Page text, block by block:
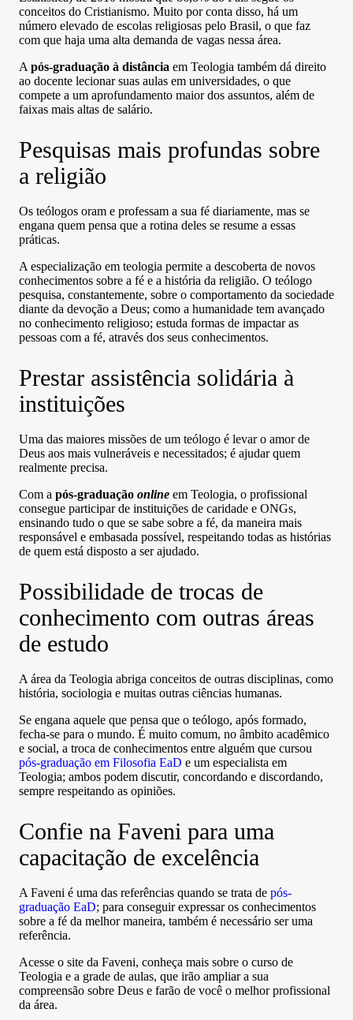
conceitos do Cristianismo. Muito por conta disso, há um
número elevado de escolas religiosas pelo Brasil, o que faz
com que haja uma alta demanda de vagas nessa área.
A pós-graduação à distância em Teologia também dá direito
ao docente lecionar suas aulas em universidades, o que
compete a um aprofundamento maior dos assuntos, além de
faixas mais altas de salário.
Pesquisas mais profundas sobre
a religião
Os teólogos oram e professam a sua fé diariamente, mas se
engana quem pensa que a rotina deles se resume a essas
práticas.
A especialização em teologia permite a descoberta de novos
conhecimentos sobre a fé e a história da religião. O teólogo
pesquisa, constantemente, sobre o comportamento da sociedade
diante da devoção a Deus; como a humanidade tem avançado
no conhecimento religioso; estuda formas de impactar as
pessoas com a fé, através dos seus conhecimentos.
Prestar assistência solidária à
instituições
Uma das maiores missões de um teólogo é levar o amor de
Deus aos mais vulneráveis e necessitados; é ajudar quem
realmente precisa.
Com a pós-graduação online em Teologia, o profissional
consegue participar de instituições de caridade e ONGs,
ensinando tudo o que se sabe sobre a fé, da maneira mais
responsável e embasada possível, respeitando todas as histórias
de quem está disposto a ser ajudado.
Possibilidade de trocas de
conhecimento com outras áreas
de estudo
A área da Teologia abriga conceitos de outras disciplinas, como
história, sociologia e muitas outras ciências humanas.
Se engana aquele que pensa que o teólogo, após formado,
fecha-se para o mundo. É muito comum, no âmbito acadêmico
e social, a troca de conhecimentos entre alguém que cursou
pós-graduação em Filosofia EaD e um especialista em
Teologia; ambos podem discutir, concordando e discordando,
sempre respeitando as opiniões.
Confie na Faveni para uma
capacitação de excelência
A Faveni é uma das referências quando se trata de pós-
graduação EaD; para conseguir expressar os conhecimentos
sobre a fé da melhor maneira, também é necessário ser uma
referência.
Acesse o site da Faveni, conheça mais sobre o curso de
Teologia e a grade de aulas, que irão ampliar a sua
compreensão sobre Deus e farão de você o melhor profissional
da área.